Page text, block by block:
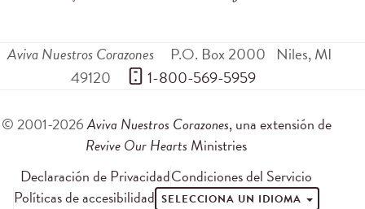
Aviva Nuestros Corazones P.O. Box 2000 Niles,MI
49120
1-800-569-5959
© 2001-2026Aviva Nuestros Corazones, una extensión de
Revive Our Hearts Ministries
Declaración de PrivacidadCondiciones del Servicio
Políticas de accesibilidad SELECCIONA UN IDIOMA